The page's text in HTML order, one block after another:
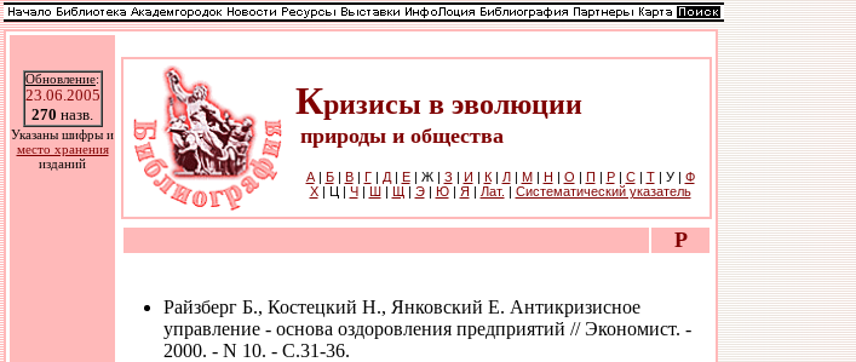
Обновление:
23.06.2005
270 назв.
Указаны шифры и
место хранения
изданий
Кризисы в эволюции
природы и общества
А| Б| В| Г| Д| Е| Ж | З | И | К| Л| М| Н | О | П | Р| С| Т| У | Ф
Х| Ц | Ч| Ш| Щ | Э| Ю| Я | Лат. | Cистематический указатель
Р
Райзберг Б., Костецкий Н., Янковский Е. Антикризисное
управление - основа оздоровления предприятий // Экономист. -
2000. - N 10. - С.31-36.